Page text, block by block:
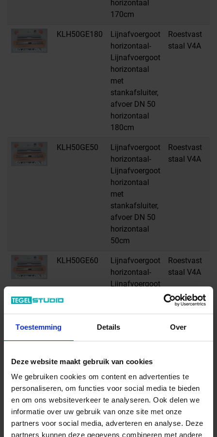
Toestemming Details Over
Deze website maakt gebruik van cookies
We gebruiken cookies om content en advertenties te
personaliseren, om functies voor social media te bieden
en om ons websiteverkeer te analyseren. Ook delen we
informatie over uw gebruik van onze site met onze
partners voor social media, adverteren en analyse. Deze
partners kunnen deze gegevens combineren met andere
horizontaal
170cm
KLH50GE180
Lijnafvoergoot
horizontaal-
Lijnafvoergoot
horizontaal
met
stankafsluiter,
afvoer DN 50
horizontaal
180cm
Roestvast
staal V4A
KLH50GE50
Lijnafvoergoot
horizontaal-
Lijnafvoergoot
horizontaal
met
stankafsluiter,
afvoer DN 50
horizontaal
50cm
Roestvast
staal V4A
KLH50GE60
Lijnafvoergoot
horizontaal-
Lijnafvoergoot
afvoer DN 50
horizontaal
Roestvast
staal V4A
KLH50GE70
Lijnafvoergoot
horizontaal-
Lijnafvoergoot
horizontaal
met
stankafsluiter,
Roestvast
staal V4A